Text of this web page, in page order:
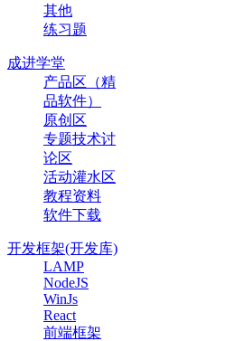
其他
练习题
成进学堂
产品区（精
品软件）
原创区
专题技术讨
论区
活动灌水区
教程资料
软件下载
开发框架(开发库)
LAMP
NodeJS
WinJs
React
前端框架